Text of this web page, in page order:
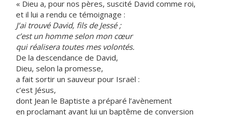
« Dieu a, pour nos pères, suscité David comme roi,
et il lui a rendu ce témoignage :
J’ai trouvé David, fils de Jessé ;
c’est un homme selon mon cœur
qui réalisera toutes mes volontés.
De la descendance de David,
Dieu, selon la promesse,
a fait sortir un sauveur pour Israël :
c’est Jésus,
dont Jean le Baptiste a préparé l’avènement
en proclamant avant lui un baptême de conversion